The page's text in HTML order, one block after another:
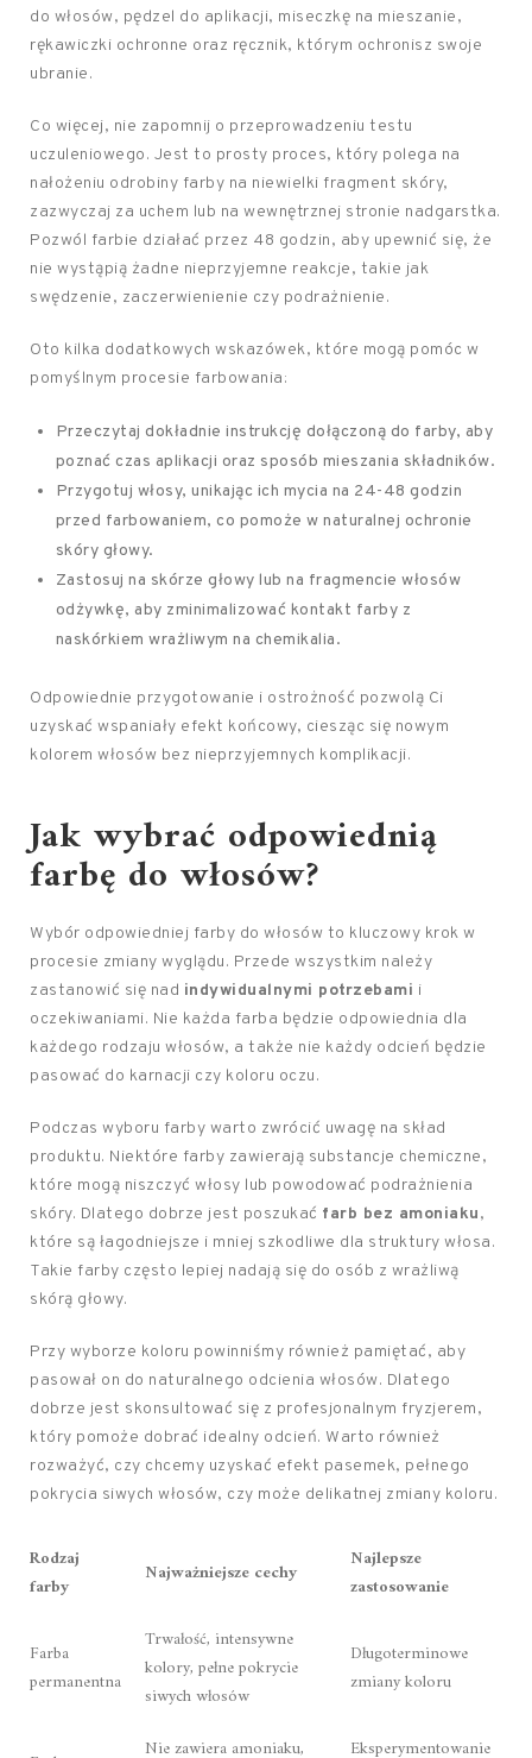
do włosów, pędzel do aplikacji, miseczkę na mieszanie,
rękawiczki ochronne oraz ręcznik, którym ochronisz swoje
ubranie.
Co więcej, nie zapomnij o przeprowadzeniu testu
uczuleniowego. Jest to prosty proces, który polega na
nałożeniu odrobiny farby na niewielki fragment skóry,
zazwyczaj za uchem lub na wewnętrznej stronie nadgarstka.
Pozwól farbie działać przez 48 godzin, aby upewnić się, że
nie wystąpią żadne nieprzyjemne reakcje, takie jak
swędzenie, zaczerwienienie czy podrażnienie.
Oto kilka dodatkowych wskazówek, które mogą pomóc w
pomyślnym procesie farbowania:
Przeczytaj dokładnie instrukcję dołączoną do farby, aby
poznać czas aplikacji oraz sposób mieszania składników.
Przygotuj włosy, unikając ich mycia na 24-48 godzin
przed farbowaniem, co pomoże w naturalnej ochronie
skóry głowy.
Zastosuj na skórze głowy lub na fragmencie włosów
odżywkę, aby zminimalizować kontakt farby z
naskórkiem wrażliwym na chemikalia.
Odpowiednie przygotowanie i ostrożność pozwolą Ci
uzyskać wspaniały efekt końcowy, ciesząc się nowym
kolorem włosów bez nieprzyjemnych komplikacji.
Jak wybrać odpowiednią
farbę do włosów?
Wybór odpowiedniej farby do włosów to kluczowy krok w
procesie zmiany wyglądu. Przede wszystkim należy
zastanowić się nad indywidualnymi potrzebami i
oczekiwaniami. Nie każda farba będzie odpowiednia dla
każdego rodzaju włosów, a także nie każdy odcień będzie
pasować do karnacji czy koloru oczu.
Podczas wyboru farby warto zwrócić uwagę na skład
produktu. Niektóre farby zawierają substancje chemiczne,
które mogą niszczyć włosy lub powodować podrażnienia
skóry. Dlatego dobrze jest poszukać farb bez amoniaku,
które są łagodniejsze i mniej szkodliwe dla struktury włosa.
Takie farby często lepiej nadają się do osób z wrażliwą
skórą głowy.
Przy wyborze koloru powinniśmy również pamiętać, aby
pasował on do naturalnego odcienia włosów. Dlatego
dobrze jest skonsultować się z profesjonalnym fryzjerem,
który pomoże dobrać idealny odcień. Warto również
rozważyć, czy chcemy uzyskać efekt pasemek, pełnego
pokrycia siwych włosów, czy może delikatnej zmiany koloru.
Rodzaj
farby
Najważniejsze cechy
Najlepsze
zastosowanie
Farba
permanentna
Trwałość, intensywne
kolory, pełne pokrycie
siwych włosów
Długoterminowe
zmiany koloru
Nie zawiera amoniaku,
Eksperymentowanie